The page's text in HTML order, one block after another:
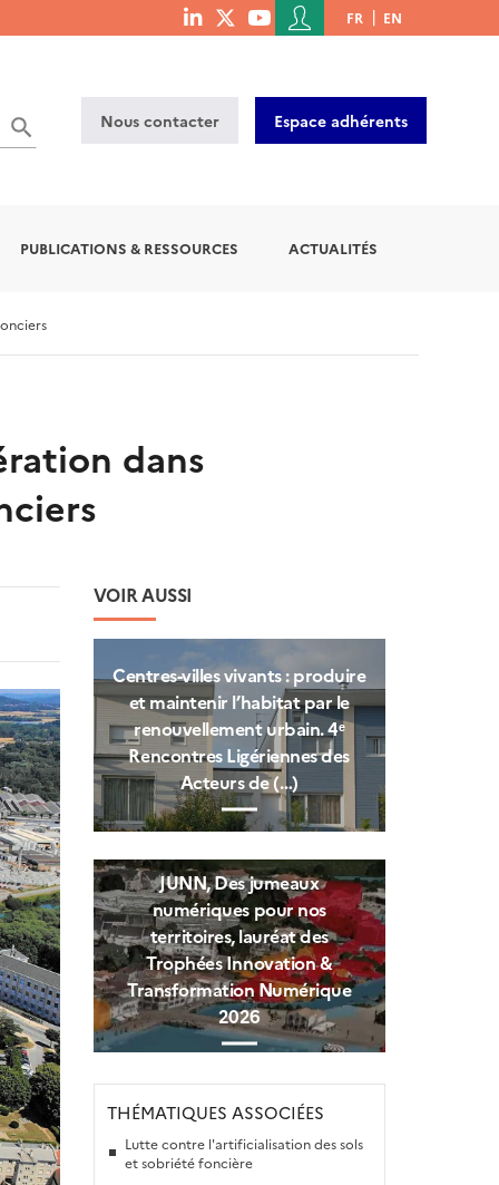
menu
Menu
du
de
l'utilisateur
FR EN
Nous contacter Espace adhérents
PUBLICATIONS & RESSOURCES ACTUALITÉS
dans
VOIR AUSSI
Centres‑villes vivants : produire
et maintenir l’habitat par le
renouvellement urbain. 4ᵉ
Rencontres Ligériennes des
Acteurs de (…)
JUNN, Des jumeaux
numériques pour nos
territoires, lauréat des
Trophées Innovation &
Transformation Numérique
2026
THÉMATIQUES ASSOCIÉES
Lutte contre l'artificialisation des sols
et sobriété foncière